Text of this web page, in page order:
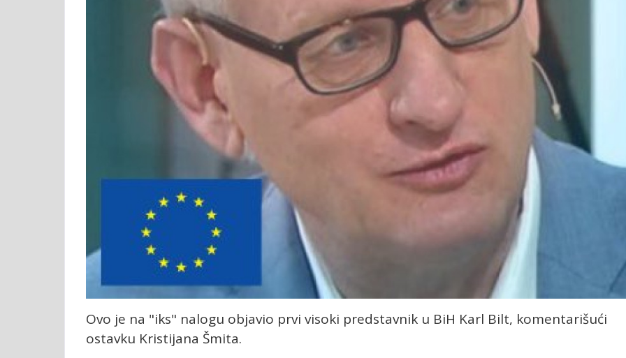
Ovo je na "iks" nalogu objavio prvi visoki predstavnik u BiH Karl Bilt, komentarišući
ostavku Kristijana Šmita.